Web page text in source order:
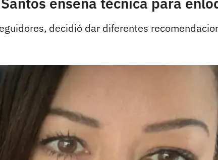
decidió dar diferentes